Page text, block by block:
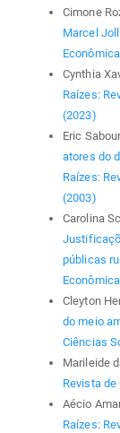
Cimone
Marcel
Cynthia
Raízes:
(2023)
Eric
atores do
Raízes:
(2003)
Carolina
públicas
Cleyton
do meio
Ciências
Marileide
Revista
Aécio
Raízes: